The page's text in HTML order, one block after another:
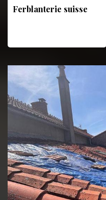
Ferblanterie suisse